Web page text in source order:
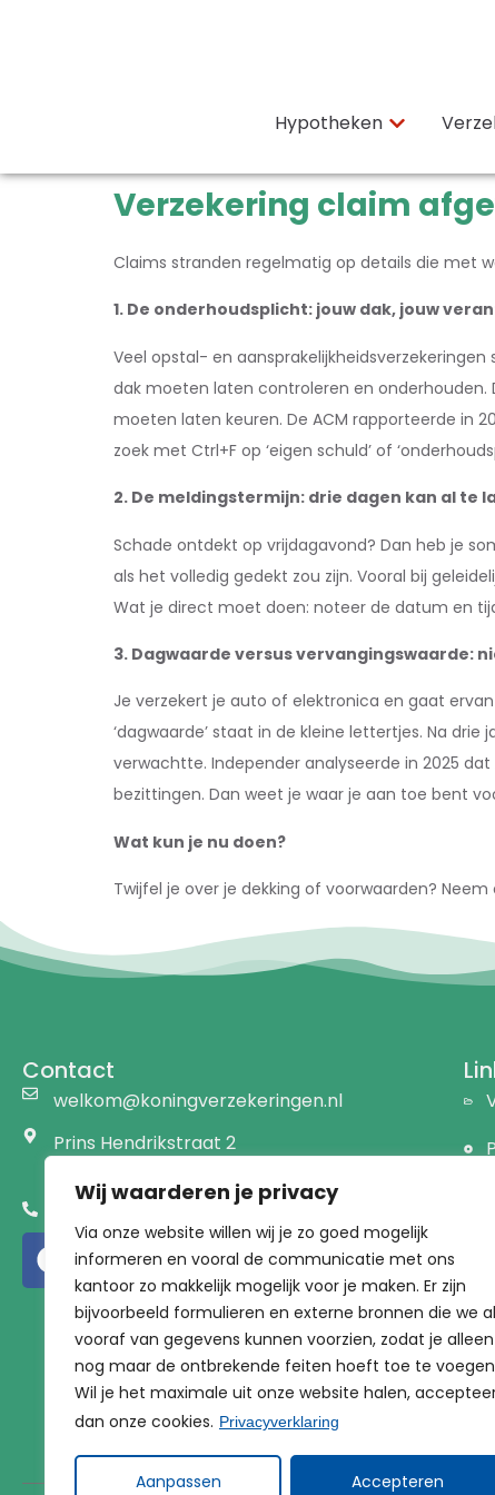
Wij waarderen je privacy
Via onze website willen wij je zo goed mogelijk
informeren en vooral de communicatie met ons
kantoor zo makkelijk mogelijk voor je maken. Er zijn
bijvoorbeeld formulieren en externe bronnen die we al
vooraf van gegevens kunnen voorzien, zodat je alleen
nog maar de ontbrekende feiten hoeft toe te
Wil je het maximale uit onze website halen,
dan onze cookies. Privacyverklaring
Aanpassen Accepteren
Hypotheken
Verzekering claim
Claims stranden regelmatig op details die met
1. De onderhoudsplicht: jouw dak, jouw
Veel opstal- en
dak moeten laten controleren en onderhouden.
moeten laten keuren. De ACM rapporteerde in
zoek met Ctrl+F op ‘eigen schuld’ of
2. De meldingstermijn: drie dagen kan al te
Schade ontdekt op vrijdagavond? Dan heb je
als het volledig gedekt zou zijn. Vooral bij
Wat je direct moet doen: noteer de datum en
3. Dagwaarde versus vervangingswaarde:
Je verzekert je auto of elektronica en gaat
‘dagwaarde’ staat in de kleine lettertjes. Na
verwachtte. Independer analyseerde in 2025
bezittingen. Dan weet je waar je aan toe bent
Wat kun je nu doen?
Twijfel je over je dekking of voorwaarden?
Contact
welkom@koningverzekeringen.nl
Prins Hendrikstraat 2